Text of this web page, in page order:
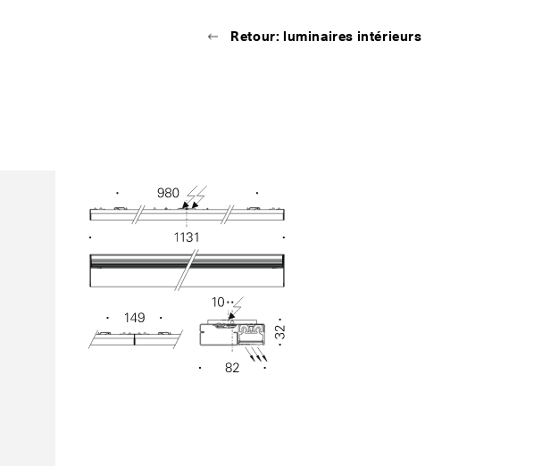
Retour: luminaires intérieurs